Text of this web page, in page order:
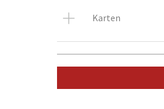
Karten